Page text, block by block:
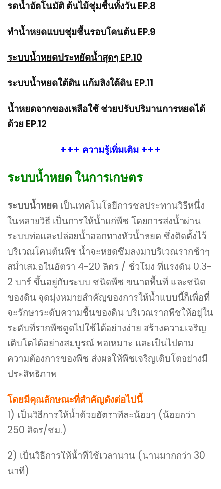
รดน้ำอัตโนมัติ ต้นไม้ชุ่มชื้นทั้งวัน EP.8
ทำน้ำหยดแบบชุ่มชื้นรอบโคนต้น EP.9
ระบบน้ำหยดประหยัดน้ำสุดๆ EP.10
ระบบน้ำหยดใต้ดิน แก้มลิงใต้ดิน EP.11
น้ำหยดจากของเหลือใช้ ช่วยปรับปริมานการหยดได้
ด้วย EP.12
+++ ความรู้เพิ่มเติม +++
ระบบน้ำหยด ในการเกษตร
ระบบน้ำหยด เป็นเทคโนโลยีการชลประทานวิธีหนึ่ง
ในหลายวิธี เป็นการให้น้ำแก่พืช โดยการส่งน้ำผ่าน
ระบบท่อและปล่อยน้ำออกทางหัวน้ำหยด ซึ่งติดตั้งไว้
บริเวณโคนต้นพืช น้ำจะหยดซึมลงมาบริเวณรากช้าๆ
สม่ำเสมอในอัตรา 4-20 ลิตร / ชั่วโมง ที่แรงดัน 0.3-
2 บาร์ ขึ้นอยู่กับระบบ ชนิดพืช ขนาดพื้นที่ และชนิด
ของดิน จุดมุ่งหมายสำคัญของการให้น้ำแบบนี้ก็เพื่อที่
จะรักษาระดับความชื้นของดิน บริเวณรากพืชให้อยู่ใน
ระดับที่รากพืชดูดไปใช้ได้อย่างง่าย สร้างความเจริญ
เติบโตได้อย่างสมบูรณ์ พอเหมาะ และเป็นไปตาม
ความต้องการของพืช ส่งผลให้พืชเจริญเติบโตอย่างมี
ประสิทธิภาพ
โดยมีคุณลักษณะที่สำคัญดังต่อไปนี้
1) เป็นวิธีการให้น้ำด้วยอัตราทีละน้อยๆ (น้อยกว่า
250 ลิตร/ชม.)
2) เป็นวิธีการให้น้ำที่ใช้เวลานาน (นานมากกว่า 30
นาที)